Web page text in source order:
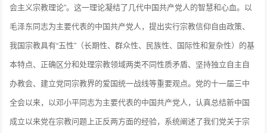
会主义宗教理论”。这一理论凝结了几代中国共产党人的智慧和心血。以
毛泽东同志为主要代表的中国共产党人，提出实行宗教信仰自由政策、
我国宗教具有“五性”（长期性、群众性、民族性、国际性和复杂性）的基
本特点、正确区分和处理宗教领域两类不同性质矛盾、坚持独立自主自
办教会、建立党同宗教界的爱国统一战线等重要观点。党的十一届三中
全会以来，以邓小平同志为主要代表的中国共产党人，认真总结新中国
成立以来党在宗教问题上正反两方面的经验，系统阐述了我们党关于宗